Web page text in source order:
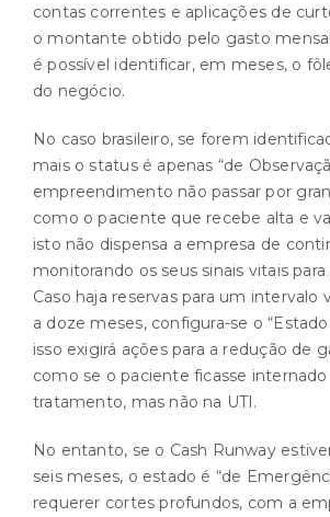
contas correntes e aplicações de
o montante obtido pelo gasto
é possível identificar, em meses, o
do negócio.
No caso brasileiro, se forem
mais o status é apenas “de
empreendimento não passar por
como o paciente que recebe alta e
isto não dispensa a empresa de
monitorando os seus sinais vitais
Caso haja reservas para um intervalo
a doze meses, configura-se o
isso exigirá ações para a redução de
como se o paciente ficasse internado
tratamento, mas não na UTI.
No entanto, se o Cash Runway
seis meses, o estado é “de
requerer cortes profundos, com a